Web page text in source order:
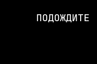
ПОДОЖДИТЕ